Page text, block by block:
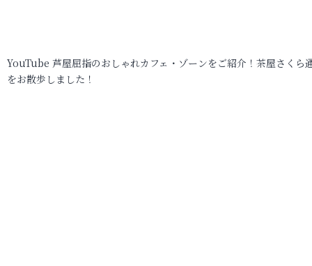
YouTube 芦屋屈指のおしゃれカフェ・ゾーンをご紹介！茶屋さくら
をお散歩しました！